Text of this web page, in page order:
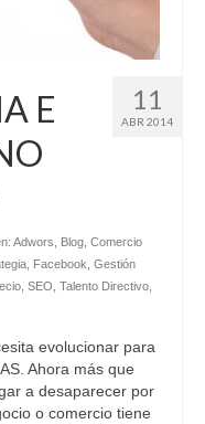
11
ABR 2014
E
Adwors Blog Comercio
Facebook Gestión
SEO Talento Directivo
evolucionar para
Ahora más que
a desaparecer por
o comercio tiene